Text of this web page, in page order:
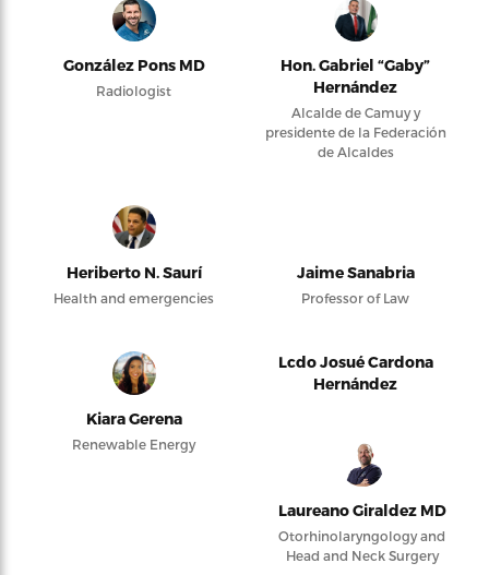
González Pons MD
Radiologist
Hon. Gabriel “Gaby”
Hernández
Alcalde de Camuy y
presidente de la Federación
de Alcaldes
Heriberto N. Saurí
Health and emergencies
Jaime Sanabria
Professor of Law
Kiara Gerena
Renewable Energy
Lcdo Josué Cardona
Hernández
Laureano Giraldez MD
Otorhinolaryngology and
Head and Neck Surgery